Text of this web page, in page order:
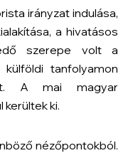
irányzat indulása,
a hivatásos
szerepe volt a
tanfolyamon
A mai magyar
ki.
nézőpontokból.